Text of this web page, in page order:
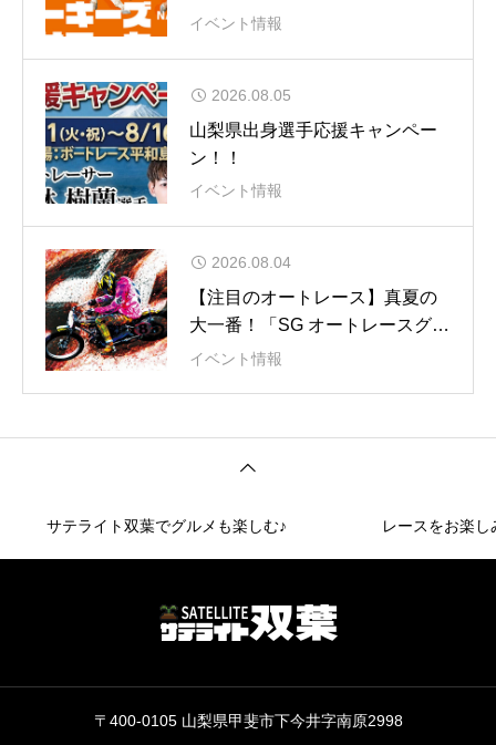
イベント情報
2026.08.05
山梨県出身選手応援キャンペー
ン！！
イベント情報
2026.08.04
【注目のオートレース】真夏の
大一番！「SG オートレースグラ
ンプリ」
イベント情報
サテライト双葉でグルメも楽しむ♪ レースをお楽
〒400-0105 山梨県甲斐市下今井字南原2998